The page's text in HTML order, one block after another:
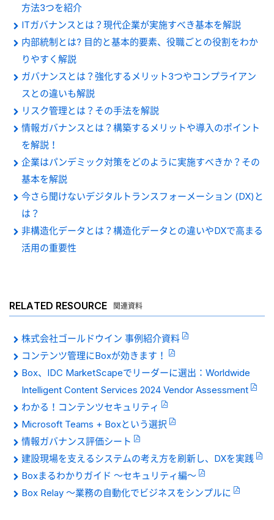
方法3つを紹介
ITガバナンスとは？現代企業が実施すべき基本を解説
内部統制とは? 目的と基本的要素、役職ごとの役割をわか
りやすく解説
ガバナンスとは？強化するメリット3つやコンプライアン
スとの違いも解説
リスク管理とは？その手法を解説
情報ガバナンスとは？構築するメリットや導入のポイント
を解説！
企業はパンデミック対策をどのように実施すべきか？その
基本を解説
今さら聞けないデジタルトランスフォーメーション (DX)と
は？
非構造化データとは？構造化データとの違いやDXで高まる
活用の重要性
RELATED RESOURCE 関連資料
株式会社ゴールドウイン 事例紹介資料
コンテンツ管理にBoxが効きます！
Box、IDC MarketScapeでリーダーに選出：Worldwide
Intelligent Content Services 2024 Vendor Assessment
わかる！コンテンツセキュリティ
Microsoft Teams + Boxという選択
情報ガバナンス評価シート
建設現場を支えるシステムの考え方を刷新し、DXを実践
Boxまるわかりガイド 〜セキュリティ編〜
Box Relay 〜業務の自動化でビジネスをシンプルに